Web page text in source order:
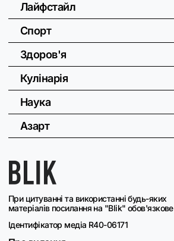
При цитуванні та використанні будь-яких
матеріалів посилання на "Blik" обов'язкове
Ідентифікатор медіа R40-06171
Лайфстайл
Спорт
Здоров'я
Кулінарія
Наука
Азарт